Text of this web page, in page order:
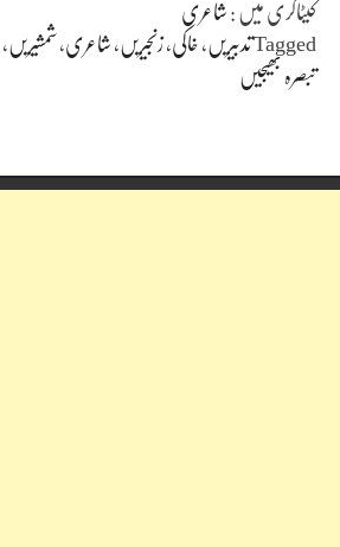
کیٹاگری میں : شاعری
Taggedتدبیریں ، خاکی،زنجیریں ، شاعری، شمشیریں ،
تبصرہ بھیجیں